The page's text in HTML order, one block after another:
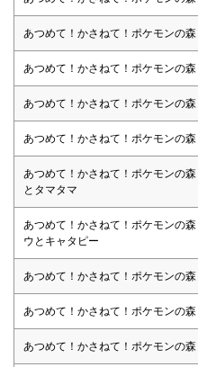
あつめて！かさねて！ポケモンの
あつめて！かさねて！ポケモンの
あつめて！かさねて！ポケモンの
あつめて！かさねて！ポケモンの
あつめて！かさねて！ポケモンの
とタマタマ
あつめて！かさねて！ポケモンの
ウとキャタピー
あつめて！かさねて！ポケモンの
あつめて！かさねて！ポケモンの
あつめて！かさねて！ポケモンの